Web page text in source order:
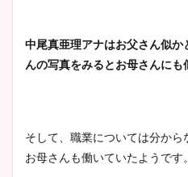
中尾真亜理アナはお父さん似か
んの写真をみるとお母さんにも
そして、職業については分か
お母さんも働いていたようです。